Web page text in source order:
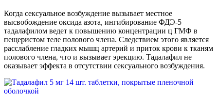
Когда сексуальное возбуждение вызывает местное
высвобождение оксида азота, ингибирование ФДЭ-5
тадалафилом ведет к повышению концентрации ц ГМФ в
пещеристом теле полового члена. Следствием этого является
расслабление гладких мышц артерий и приток крови к тканям
полового члена, что и вызывает эрекцию. Тадалафил не
оказывает эффекта в отсутствии сексуального возбуждения.